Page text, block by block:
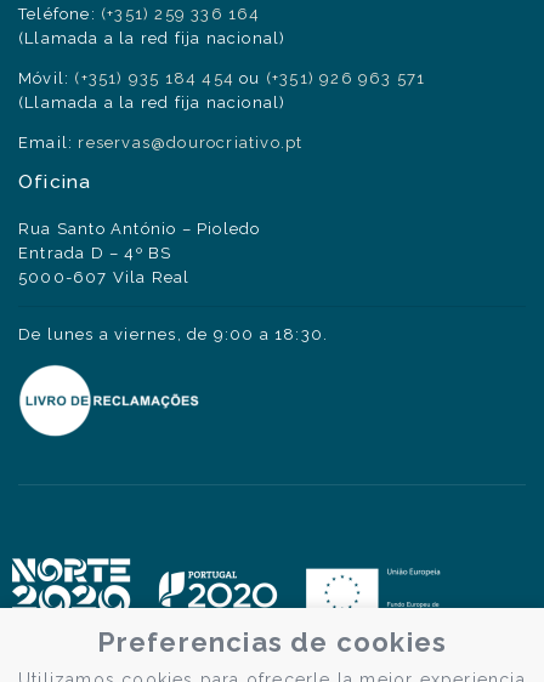
Teléfone: (+351) 259 336 164
(Llamada a la red fija nacional)
Móvil: (+351) 935 184 454 ou (+351) 926 963 571
(Llamada a la red fija nacional)
Email: reservas@dourocriativo.pt
Oficina
Rua Santo António – Pioledo
Entrada D – 4º BS
5000-607 Vila Real
De lunes a viernes, de 9:00 a 18:30.
Preferencias de cookies